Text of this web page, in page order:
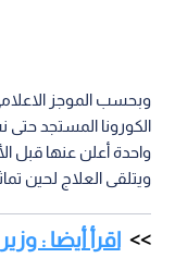
وبحسب الموجز
الكورونا المستجد حتى
واحدة أعلن عنها قبل
ويتلقى العلاج لحين
اقرأ أيضا :